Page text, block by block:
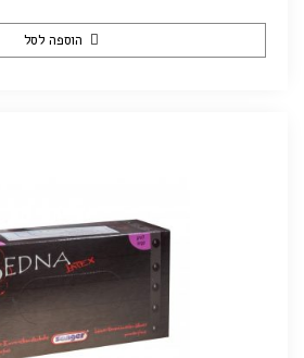
הוספה לסל